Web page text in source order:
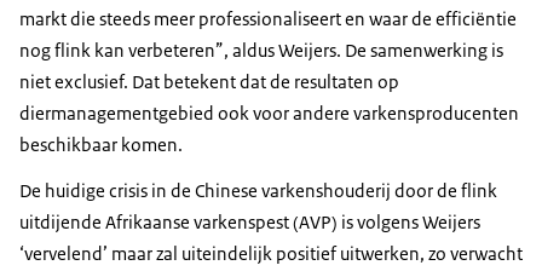
markt die steeds meer professionaliseert en waar de efficiëntie
nog flink kan verbeteren”, aldus Weijers. De samenwerking is
niet exclusief. Dat betekent dat de resultaten op
diermanagementgebied ook voor andere varkensproducenten
beschikbaar komen.
De huidige crisis in de Chinese varkenshouderij door de flink
uitdijende Afrikaanse varkenspest (AVP) is volgens Weijers
‘vervelend’ maar zal uiteindelijk positief uitwerken, zo verwacht